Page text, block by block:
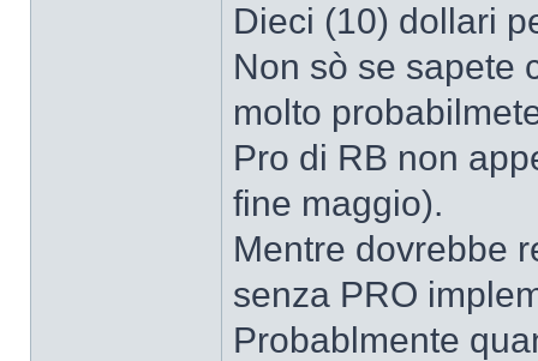
Dieci (10) dollari
Non sò se sapete
molto
Pro di RB non
fine maggio).
Mentre dovrebbe
senza PRO
Probablmente